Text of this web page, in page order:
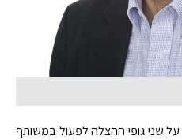
שני גופי ההצלה לפעול במשותף